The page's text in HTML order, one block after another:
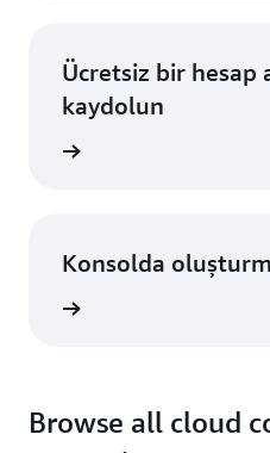
Ücretsiz bir hesap
kaydolun
Konsolda
Browse all cloud